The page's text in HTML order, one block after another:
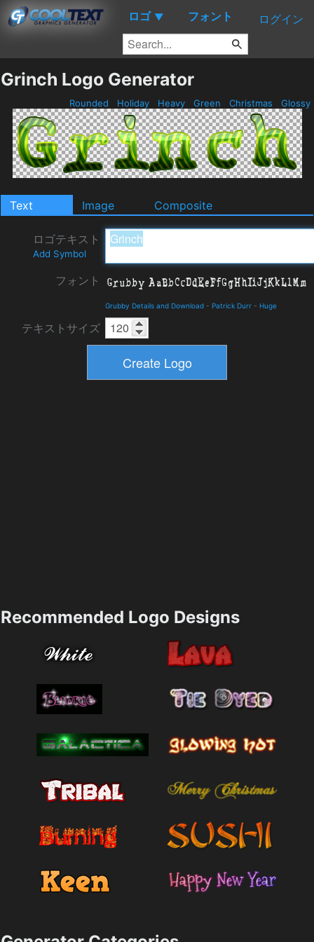
ロゴ ▼ フォント ログイン
Grinch Logo Generator
Rounded Holiday Heavy Green Christmas Glossy
Text Image Composite
ロゴテキスト
Add Symbol
フォント
Grubby Details and Download - Patrick Durr - Huge
テキストサイズ
Recommended Logo Designs